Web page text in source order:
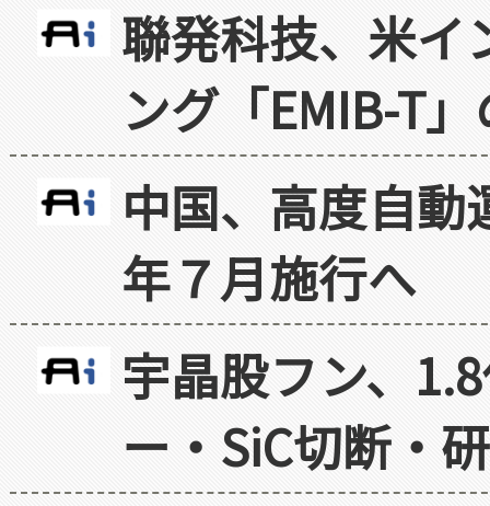
聯発科技、米イ
ング「EMIB-T
中国、高度自
年７月施行へ
宇晶股フン、
ー・SiC切断・